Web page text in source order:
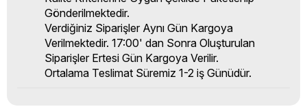
Gönderilmektedir.
Verdiğiniz Siparişler Aynı Gün Kargoya
Verilmektedir. 17:00' dan Sonra Oluşturulan
Siparişler Ertesi Gün Kargoya Verilir.
Ortalama Teslimat Süremiz 1-2 iş Günüdür.